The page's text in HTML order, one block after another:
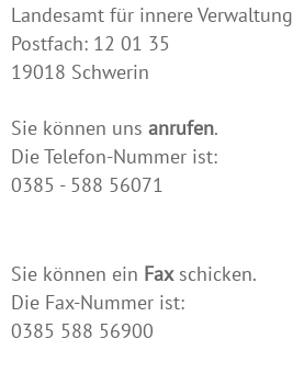
Landesamt für innere Verwaltung
Postfach: 12 01 35
19018 Schwerin
Sie können uns anrufen.
Die Telefon-Nummer ist:
0385 - 588 56071
Sie können ein Faxschicken.
Die Fax-Nummer ist:
0385 588 56900